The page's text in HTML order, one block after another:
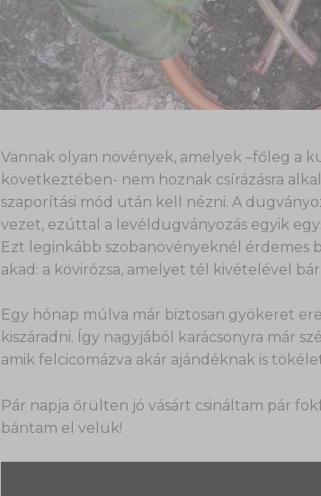
Vannak olyan növények, amelyek –főleg a
következtében- nem hoznak csírázásra
szaporítási mód után kell nézni. A
vezet, ezúttal a levéldugványozás egyik
Ezt leginkább szobanövényeknél érdemes
akad: a kövirózsa, amelyet tél kivételével
Egy hónap múlva már biztosan gyökeret
kiszáradni. Így nagyjából karácsonyra már
amik felcicomázva akár ajándéknak is
Pár napja őrülten jó vásárt csináltam pár
bántam el velük!